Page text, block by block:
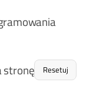
stronę Resetuj